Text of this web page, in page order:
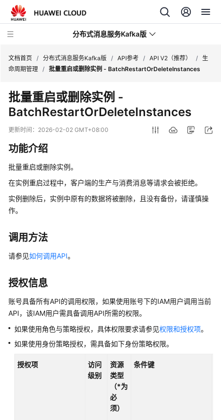
分布式消息服务Kafka版
最
新
动
服
务
公
产
绍
计
说
明
快
入
门
用
文档首页 / 分布式消息服务Kafka版 / API参考 / API V2（推荐） /
生
命周期管理 / 批量重启或删除实例 - BatchRestartOrDeleteInstances
批量重启或删除实例 -
BatchRestartOrDeleteInstances
更新时间： 2026-02-02 GMT+08:00
功能介绍
批量重启或删除实例。
在实例重启过程中，客户端的生产与消费消息等请求会被拒绝。
实例删除后，实例中原有的数据将被删除，且没有备份，请谨慎操
作。
调用方法
请参见如何调用API。
授权信息
账号具备所有API的调用权限，如果使用账号下的IAM用户调用当前
API，该IAM用户需具备调用API所需的权限。
如果使用角色与策略授权，具体权限要求请参见权限和授权项。
如果使用身份策略授权，需具备如下身份策略权限。
授权项
访问
级别
资源
类型
（*为
必
须）
条件键